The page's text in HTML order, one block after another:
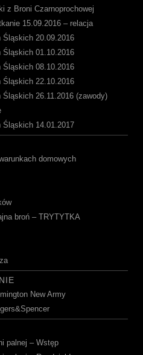
z Broni Czarnoprochowej
15.09.2016 – relacja
Śląskich 20.09.2016
Śląskich 01.10.2016
Śląskich 08.10.2016
Śląskich 22.10.2016
26.11.2016 (zawody)
Śląskich 14.01.2017
domowych
broń – TRYTYTKA
New Army
palnej – Wstęp